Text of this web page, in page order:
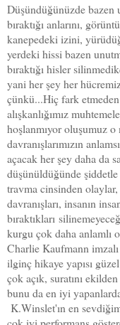
Düşündüğünüzde
bıraktığı anlarını,
kanepedeki izini,
yerdeki hissi bazen
bıraktığı hisler
yani her şey her
çünkü...Hiç fark
alışkanlığımız
hoşlanmıyor oluşumuz
davranışlarımızın
açacak her şey daha da
düşünüldüğünde
travma cinsinden
davranışları, insanın
bıraktıkları
kurgu çok daha anlamlı
Charlie Kaufmann
ilginç hikaye yapısı
çok açık, suratını
bunu da en iyi
K.Winslet'ın en